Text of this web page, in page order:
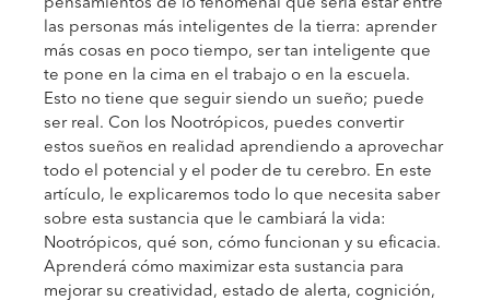
las personas más inteligentes de la tierra: aprender
más cosas en poco tiempo, ser tan inteligente que
te pone en la cima en el trabajo o en la escuela.
Esto no tiene que seguir siendo un sueño; puede
ser real. Con los Nootrópicos, puedes convertir
estos sueños en realidad aprendiendo a aprovechar
todo el potencial y el poder de tu cerebro. En este
artículo, le explicaremos todo lo que necesita saber
sobre esta sustancia que le cambiará la vida:
Nootrópicos, qué son, cómo funcionan y su eficacia.
Aprenderá cómo maximizar esta sustancia para
mejorar su creatividad, estado de alerta, cognición,